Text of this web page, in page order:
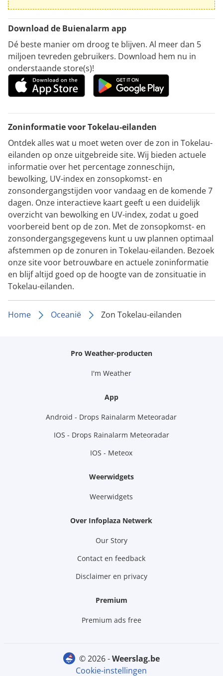
Download de Buienalarm app
Dé beste manier om droog te blijven. Al meer dan 5
miljoen tevreden gebruikers. Download hem nu in
onderstaande store(s)!
Zoninformatie voor Tokelau-eilanden
Ontdek alles wat u moet weten over de zon in Tokelau-
eilanden op onze uitgebreide site. Wij bieden actuele
informatie over het percentage zonneschijn,
bewolking, UV-index en zonsopkomst- en
zonsondergangstijden voor vandaag en de komende 7
dagen. Onze interactieve kaart geeft u een duidelijk
overzicht van bewolking en UV-index, zodat u goed
voorbereid bent op de zon. Met de zonsopkomst- en
zonsondergangsgegevens kunt u uw plannen optimaal
afstemmen op de zonuren in Tokelau-eilanden. Bezoek
onze site voor betrouwbare en actuele zoninformatie
en blijf altijd goed op de hoogte van de zonsituatie in
Tokelau-eilanden.
Home Oceanië Zon Tokelau-eilanden
Pro Weather-producten
I'm Weather
App
Android - Drops Rainalarm Meteoradar
IOS - Drops Rainalarm Meteoradar
IOS - Meteox
Weerwidgets
Weerwidgets
Over Infoplaza Netwerk
Our Story
Contact en feedback
Disclaimer en privacy
Premium
Premium ads free
© 2026 -
weerslag.be
Cookie-instellingen